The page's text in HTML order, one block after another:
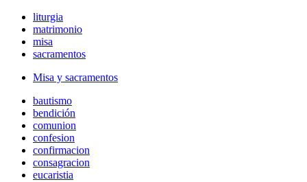
liturgia
matrimonio
misa
sacramentos
Misa y sacramentos
bautismo
bendición
comunion
confesion
confirmacion
consagracion
eucaristia